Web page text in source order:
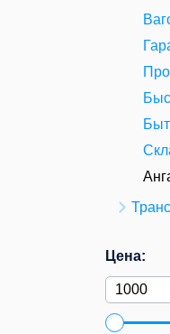
Цена: